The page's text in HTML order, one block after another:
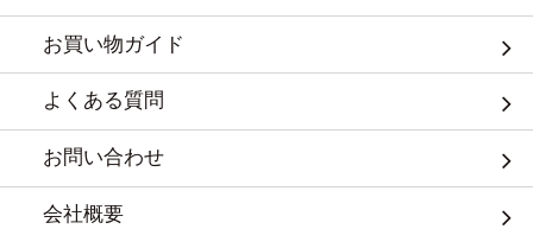
お買い物ガイド
よくある質問
お問い合わせ
会社概要